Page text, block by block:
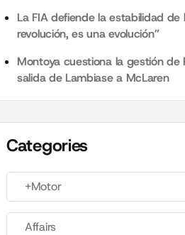
La FIA defiende la estabilidad de
revolución, es una evolución”
Montoya cuestiona la gestión de
salida de Lambiase a McLaren
Categories
+Motor
Affairs